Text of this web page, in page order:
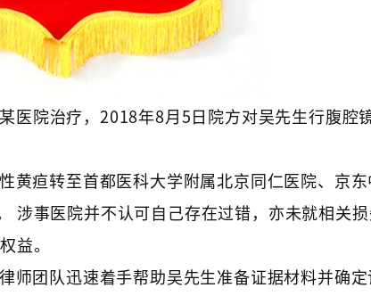
医院治疗，2018年8月5日院方对吴先生行腹腔
黄疸转至首都医科大学附属北京同仁医院、京
涉事医院并不认可自己存在过错，亦未就相关
益。
师团队迅速着手帮助吴先生准备证据材料并确